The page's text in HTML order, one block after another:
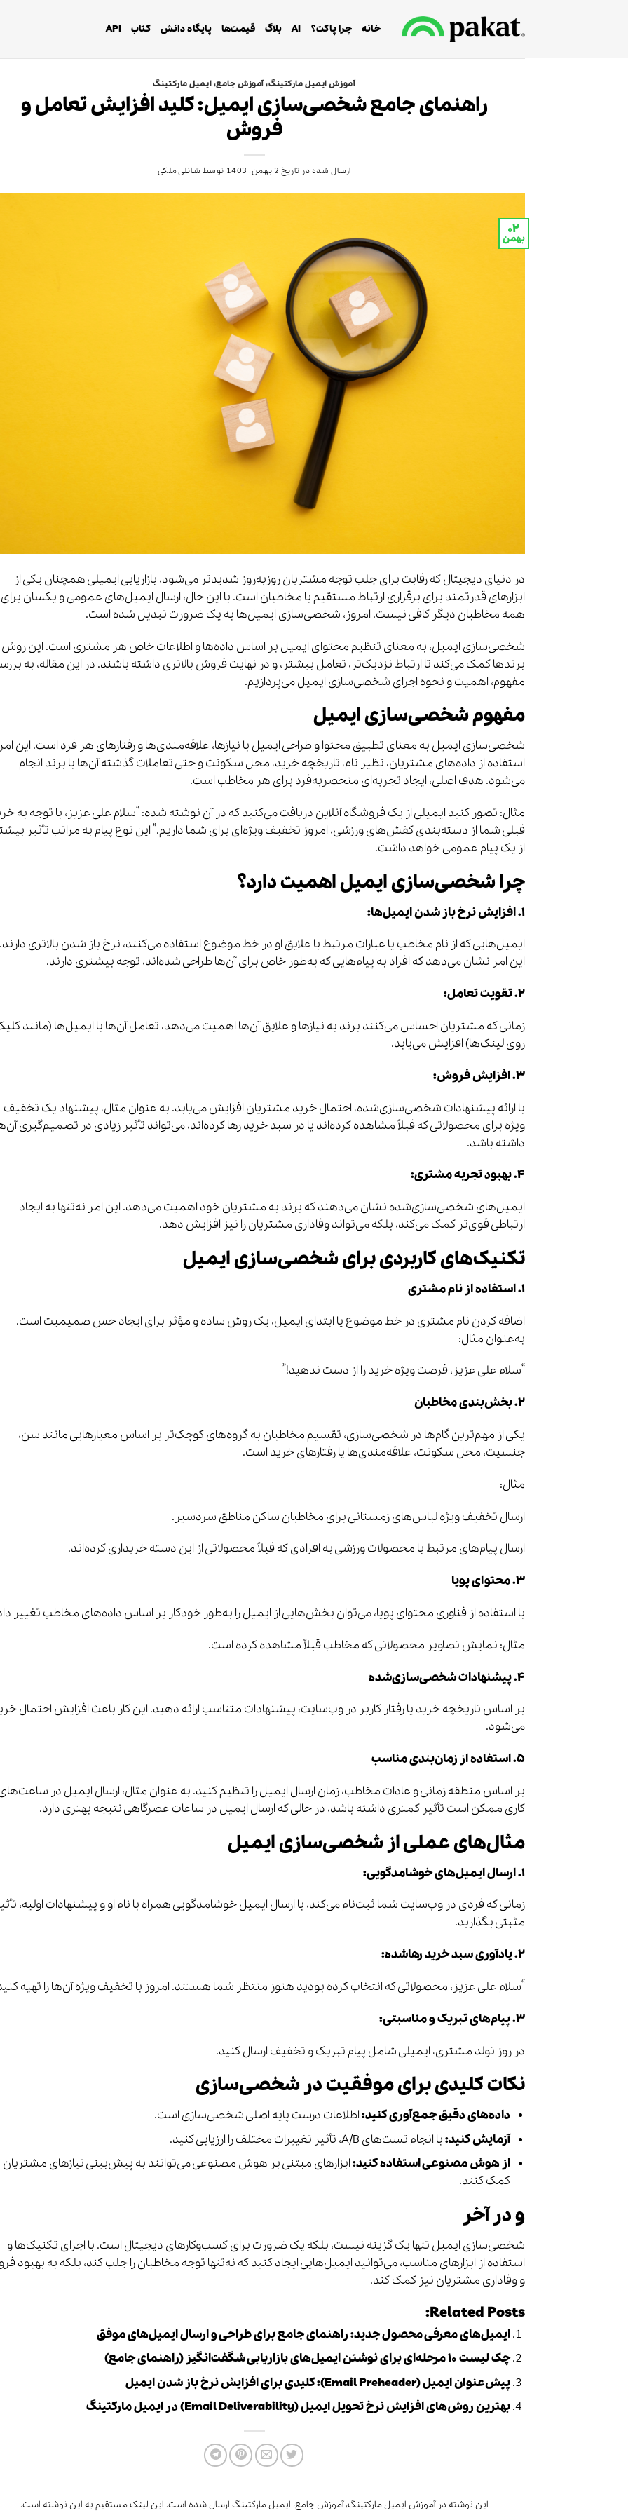
خانه چرا پاکت؟ AI بلاگ قیمت‌ها پایگاه دانش کتاب API
آموزش ایمیل مارکتینگ،آموزش جامع،ایمیل مارکتینگ
راهنمای جامع شخصی‌سازی ایمیل: کلید افزایش تعامل و
فروش
ارسال شده در تاریخ 2 بهمن، 1403 توسط شانلی ملکی
۰۲
بهمن
در دنیای دیجیتال که رقابت برای جلب توجه مشتریان روزبه‌روز شدیدتر می‌شود، بازاریابی ایمیلی همچنان یکی از
ابزارهای قدرتمند برای برقراری ارتباط مستقیم با مخاطبان است. با این حال، ارسال ایمیل‌های عمومی و یکسان برای
همه مخاطبان دیگر کافی نیست. امروز، شخصی‌سازی ایمیل‌ها به یک ضرورت تبدیل شده است.
شخصی‌سازی ایمیل، به معنای تنظیم محتوای ایمیل بر اساس داده‌ها و اطلاعات خاص هر مشتری است. این روش
برندها کمک می‌کند تا ارتباط نزدیک‌تر، تعامل بیشتر، و در نهایت فروش بالاتری داشته باشند. در این مقاله، به
مفهوم، اهمیت و نحوه اجرای شخصی‌سازی ایمیل می‌پردازیم.
مفهوم شخصی‌سازی ایمیل
شخصی‌سازی ایمیل به معنای تطبیق محتوا و طراحی ایمیل با نیازها، علاقه‌مندی‌ها و رفتارهای هر فرد است. این
استفاده از داده‌های مشتریان، نظیر نام، تاریخچه خرید، محل سکونت و حتی تعاملات گذشته آن‌ها با برند انجام
می‌شود. هدف اصلی، ایجاد تجربه‌ای منحصربه‌فرد برای هر مخاطب است.
مثال: تصور کنید ایمیلی از یک فروشگاه آنلاین دریافت می‌کنید که در آن نوشته شده: “سلام علی عزیز، با توجه به
قبلی شما از دسته‌بندی کفش‌های ورزشی، امروز تخفیف ویژه‌ای برای شما داریم.” این نوع پیام به مراتب تأثیر
از یک پیام عمومی خواهد داشت.
چرا شخصی‌سازی ایمیل اهمیت دارد؟
۱. افزایش نرخ باز شدن ایمیل‌ها:
ایمیل‌هایی که از نام مخاطب یا عبارات مرتبط با علایق او در خط موضوع استفاده می‌کنند، نرخ باز شدن بالاتری دارند.
این امر نشان می‌دهد که افراد به پیام‌هایی که به‌طور خاص برای آن‌ها طراحی شده‌اند، توجه بیشتری دارند.
۲. تقویت تعامل:
زمانی که مشتریان احساس می‌کنند برند به نیازها و علایق آن‌ها اهمیت می‌دهد، تعامل آن‌ها با ایمیل‌ها (مانند
روی لینک‌ها) افزایش می‌یابد.
۳. افزایش فروش:
با ارائه پیشنهادات شخصی‌سازی‌شده، احتمال خرید مشتریان افزایش می‌یابد. به عنوان مثال، پیشنهاد یک تخفیف
ویژه برای محصولاتی که قبلاً مشاهده کرده‌اند یا در سبد خرید رها کرده‌اند، می‌تواند تأثیر زیادی در تصمیم‌گیری
داشته باشد.
۴. بهبود تجربه مشتری:
ایمیل‌های شخصی‌سازی‌شده نشان می‌دهند که برند به مشتریان خود اهمیت می‌دهد. این امر نه‌تنها به ایجاد
ارتباطی قوی‌تر کمک می‌کند، بلکه می‌تواند وفاداری مشتریان را نیز افزایش دهد.
تکنیک‌های کاربردی برای شخصی‌سازی ایمیل
۱. استفاده از نام مشتری
اضافه کردن نام مشتری در خط موضوع یا ابتدای ایمیل، یک روش ساده و مؤثر برای ایجاد حس صمیمیت است.
به‌عنوان مثال:
“سلام علی عزیز، فرصت ویژه خرید را از دست ندهید!”
۲. بخش‌بندی مخاطبان
یکی از مهم‌ترین گام‌ها در شخصی‌سازی، تقسیم مخاطبان به گروه‌های کوچک‌تر بر اساس معیارهایی مانند سن،
جنسیت، محل سکونت، علاقه‌مندی‌ها یا رفتارهای خرید است.
مثال:
ارسال تخفیف ویژه لباس‌های زمستانی برای مخاطبان ساکن مناطق سردسیر.
ارسال پیام‌های مرتبط با محصولات ورزشی به افرادی که قبلاً محصولاتی از این دسته خریداری کرده‌اند.
۳. محتوای پویا
با استفاده از فناوری محتوای پویا، می‌توان بخش‌هایی از ایمیل را به‌طور خودکار بر اساس داده‌های مخاطب تغییر
مثال: نمایش تصاویر محصولاتی که مخاطب قبلاً مشاهده کرده است.
۴. پیشنهادات شخصی‌سازی‌شده
بر اساس تاریخچه خرید یا رفتار کاربر در وب‌سایت، پیشنهادات متناسب ارائه دهید. این کار باعث افزایش احتمال
می‌شود.
۵. استفاده از زمان‌بندی مناسب
بر اساس منطقه زمانی و عادات مخاطب، زمان ارسال ایمیل را تنظیم کنید. به عنوان مثال، ارسال ایمیل در
کاری ممکن است تأثیر کمتری داشته باشد، در حالی که ارسال ایمیل در ساعات عصرگاهی نتیجه بهتری دارد.
مثال‌های عملی از شخصی‌سازی ایمیل
۱. ارسال ایمیل‌های خوشامدگویی:
زمانی که فردی در وب‌سایت شما ثبت‌نام می‌کند، با ارسال ایمیل خوشامدگویی همراه با نام او و پیشنهادات اولیه،
مثبتی بگذارید.
۲. یادآوری سبد خرید رهاشده:
“سلام علی عزیز، محصولاتی که انتخاب کرده بودید هنوز منتظر شما هستند. امروز با تخفیف ویژه آن‌ها را تهیه
۳. پیام‌های تبریک و مناسبتی:
در روز تولد مشتری، ایمیلی شامل پیام تبریک و تخفیف ارسال کنید.
نکات کلیدی برای موفقیت در شخصی‌سازی
داده‌های دقیق جمع‌آوری کنید:اطلاعات درست پایه اصلی شخصی‌سازی است.
آزمایش کنید:با انجام تست‌های A/B، تأثیر تغییرات مختلف را ارزیابی کنید.
از هوش مصنوعی استفاده کنید:ابزارهای مبتنی بر هوش مصنوعی می‌توانند به پیش‌بینی نیازهای مشتریان
کمک کنند.
و در آخر
شخصی‌سازی ایمیل تنها یک گزینه نیست، بلکه یک ضرورت برای کسب‌وکارهای دیجیتال است. با اجرای تکنیک‌ها و
استفاده از ابزارهای مناسب، می‌توانید ایمیل‌هایی ایجاد کنید که نه‌تنها توجه مخاطبان را جلب کند، بلکه به بهبود
و وفاداری مشتریان نیز کمک کند.
Related Posts:
ایمیل‌های معرفی محصول جدید: راهنمای جامع برای طراحی و ارسال ایمیل‌های موفق
چک لیست ۱۰ مرحله‌ای برای نوشتن ایمیل‌های بازاریابی شگفت‌انگیز (راهنمای جامع)
پیش‌عنوان ایمیل (Email Preheader): کلیدی برای افزایش نرخ باز شدن ایمیل
بهترین روش‌های افزایش نرخ تحویل ایمیل (Email Deliverability) در ایمیل مارکتینگ
این نوشته درآموزش ایمیل مارکتینگ،آموزش جامع، ایمیل مارکتینگ ارسال شده است. این لینکمستقیم به این نوشته است.